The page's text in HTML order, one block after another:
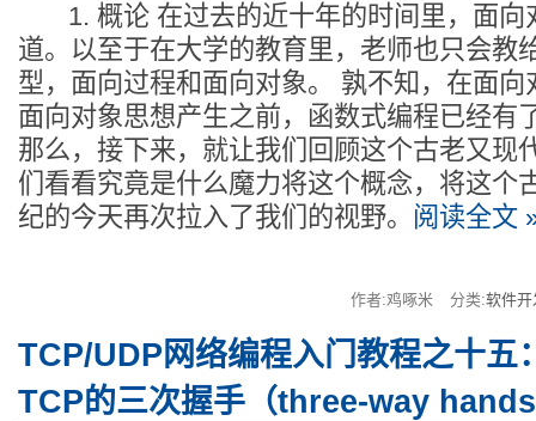
1. 概论 在过去的近十年的时间里，面向
道。以至于在大学的教育里，老师也只会教
型，面向过程和面向对象。 孰不知，在面向
面向对象思想产生之前，函数式编程已经有
那么，接下来，就让我们回顾这个古老又现
们看看究竟是什么魔力将这个概念，将这个
纪的今天再次拉入了我们的视野。 阅读全文
作者:鸡啄米 分类:软件开
TCP/UDP网络编程入门教程之十
TCP的三次握手（three-way